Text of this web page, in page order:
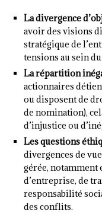
La divergence
avoir des visions
stratégique de
tensions au sein
La répartition
actionnaires
ou disposent de
de nomination),
d’injustice ou
Les questions
divergences de
gérée, notamment
d’entreprise, de
responsabilité
des conflits.